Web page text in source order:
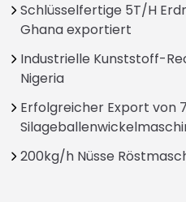
Schlüsselfertige 5T/H
Ghana exportiert
Industrielle Kunststoff-
Nigeria
Erfolgreicher Export von 7
200kg/h Nüsse